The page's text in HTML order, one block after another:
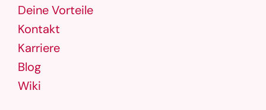
Deine Vorteile
Kontakt
Karriere
Blog
Wiki